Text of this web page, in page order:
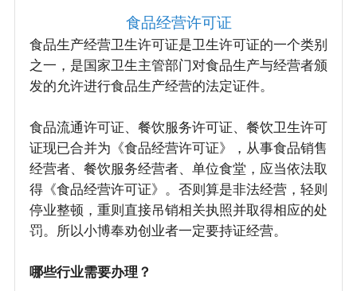
食品经营许可证
食品生产经营卫生许可证是卫生许可证的一个类别
之一，是国家卫生主管部门对食品生产与经营者颁
发的允许进行食品生产经营的法定证件。
食品流通许可证、餐饮服务许可证、餐饮卫生许可
证现已合并为《食品经营许可证》，从事食品销售
经营者、餐饮服务经营者、单位食堂，应当依法取
得《食品经营许可证》。否则算是非法经营，轻则
停业整顿，重则直接吊销相关执照并取得相应的处
罚。所以小博奉劝创业者一定要持证经营。
哪些行业需要办理？